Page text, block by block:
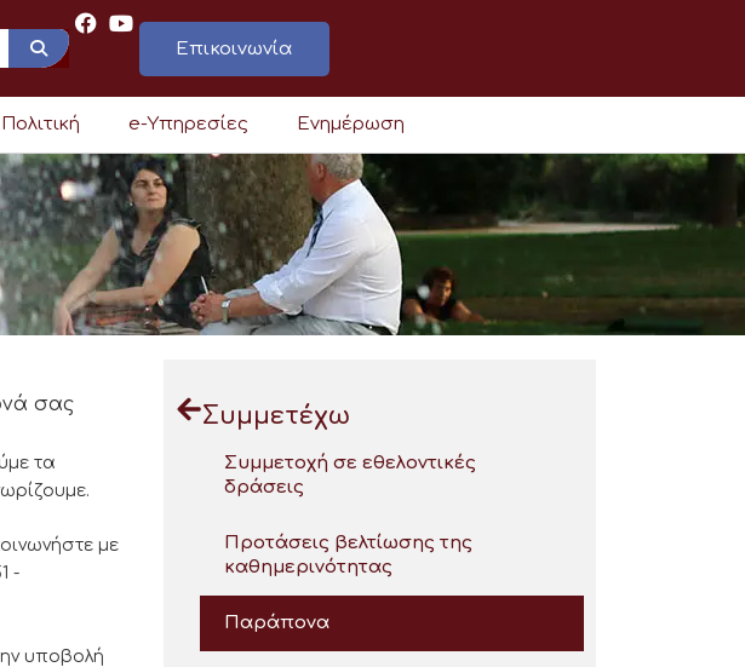
Επικοινωνία
e-Υπηρεσίες Ενημέρωση
σας
τα
με
-
υποβολή
Συμμετέχω
Συμμετοχή σε εθελοντικές
δράσεις
Προτάσεις βελτίωσης της
καθημερινότητας
Παράπονα